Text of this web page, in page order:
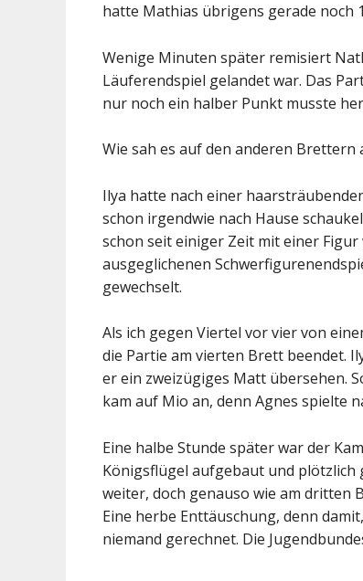
hatte Mathias übrigens gerade noch
Wenige Minuten später remisiert
Läuferendspiel gelandet war. Das
nur noch ein halber Punkt musste
Wie sah es auf den anderen Brettern
Ilya hatte nach einer
schon irgendwie nach Hause
schon seit einiger Zeit mit einer
ausgeglichenen
gewechselt.
Als ich gegen Viertel vor vier von
die Partie am vierten Brett beendet.
er ein zweizügiges Matt übersehen.
kam auf Mio an, denn Agnes spielte
Eine halbe Stunde später war der
Königsflügel aufgebaut und plötzlich
weiter, doch genauso wie am dritten
Eine herbe Enttäuschung, denn
niemand gerechnet. Die